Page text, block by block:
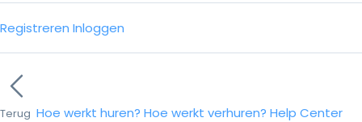
Registreren Inloggen
Terug Hoe werkt huren? Hoe werkt verhuren? Help Center